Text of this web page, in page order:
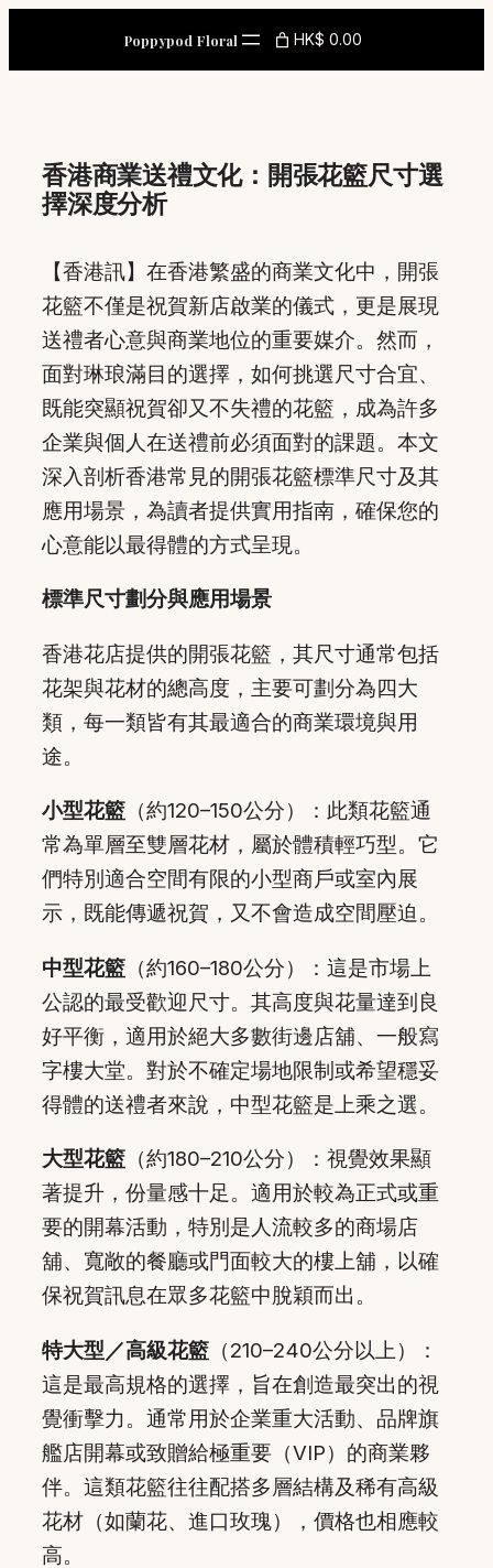
content
Poppypod Floral HK$ 0.00
香港商業送禮文化：開張花籃尺寸選
擇深度分析
【香港訊】在香港繁盛的商業文化中，開張
花籃不僅是祝賀新店啟業的儀式，更是展現
送禮者心意與商業地位的重要媒介。然而，
面對琳琅滿目的選擇，如何挑選尺寸合宜、
既能突顯祝賀卻又不失禮的花籃，成為許多
企業與個人在送禮前必須面對的課題。本文
深入剖析香港常見的開張花籃標準尺寸及其
應用場景，為讀者提供實用指南，確保您的
心意能以最得體的方式呈現。
標準尺寸劃分與應用場景
香港花店提供的開張花籃，其尺寸通常包括
花架與花材的總高度，主要可劃分為四大
類，每一類皆有其最適合的商業環境與用
途。
小型花籃 （約120–150公分）：此類花籃通
常為單層至雙層花材，屬於體積輕巧型。它
們特別適合空間有限的小型商戶或室內展
示，既能傳遞祝賀，又不會造成空間壓迫。
中型花籃 （約160–180公分）：這是市場上
公認的最受歡迎尺寸。其高度與花量達到良
好平衡，適用於絕大多數街邊店舖、一般寫
字樓大堂。對於不確定場地限制或希望穩妥
得體的送禮者來說，中型花籃是上乘之選。
大型花籃 （約180–210公分）：視覺效果顯
著提升，份量感十足。適用於較為正式或重
要的開幕活動，特別是人流較多的商場店
舖、寬敞的餐廳或門面較大的樓上舖，以確
保祝賀訊息在眾多花籃中脫穎而出。
特大型／高級花籃 （210–240公分以上）：
這是最高規格的選擇，旨在創造最突出的視
覺衝擊力。通常用於企業重大活動、品牌旗
艦店開幕或致贈給極重要（VIP）的商業夥
伴。這類花籃往往配搭多層結構及稀有高級
花材（如蘭花、進口玫瑰），價格也相應較
高。